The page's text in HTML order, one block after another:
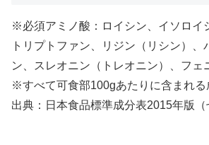
※必須アミノ酸：ロイシン、イソロイ
トリプトファン、リジン（リシン）、
ン、スレオニン（トレオニン）、フェ
※すべて可食部100gあたりに含まれる
出典：日本食品標準成分表2015年版（